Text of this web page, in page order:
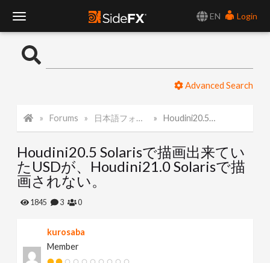
EN
Login
o
l
e
Advanced Search
Forums 日本語フォーラム Houdini20.5 Solarisで描画出来ていたUSDが、Houdini21.0 Solarisで描画されない。
Houdini20.5 Solarisで描画出来てい
たUSDが、Houdini21.0 Solarisで描
画されない。
1845 3 0
kurosaba
Member